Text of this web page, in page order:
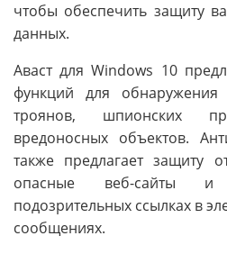
чтобы обеспечить защиту
данных.
Аваст для Windows 10
функций для
троянов, шпионских
вредоносных объектов.
также предлагает защиту
опасные веб-сайты и
подозрительных ссылках в
сообщениях.